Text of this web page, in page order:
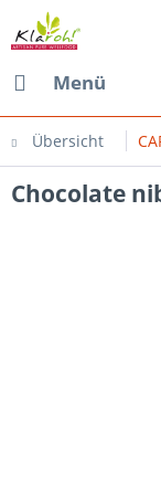
Menü
Übersicht
Chocolate